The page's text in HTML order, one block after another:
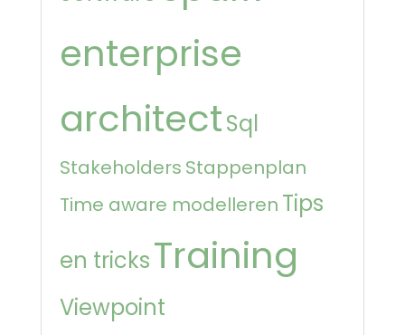
enterprise
architectSql
Stakeholders Stappenplan
Time aware modelleren Tips
en tricksTraining
Viewpoint